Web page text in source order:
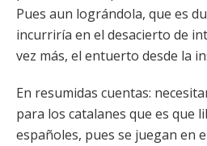
Pues aun lográndola, que es
incurriría en el desacierto de
vez más, el entuerto desde la
En resumidas cuentas:
para los catalanes que es que
españoles, pues se juegan en